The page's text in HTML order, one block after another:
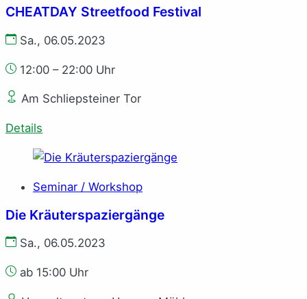
CHEATDAY Streetfood Festival
Sa., 06.05.2023
12:00 – 22:00 Uhr
Am Schliepsteiner Tor
Details
Seminar / Workshop
Die Kräuterspaziergänge
Sa., 06.05.2023
ab 15:00 Uhr